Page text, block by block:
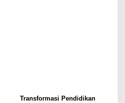
Transformasi Pendidikan